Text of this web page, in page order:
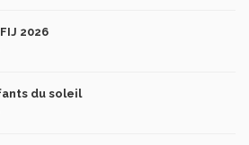
2026
du soleil